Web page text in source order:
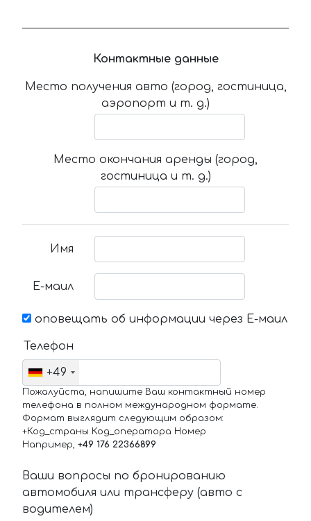
Контактные данные
Место получения авто (город, гостиница,
аэропорт и т. д.)
Место окончания аренды (город,
гостиница и т. д.)
Имя
Е-маил
оповещать об информации через Е-маил
Телефон
+49
Пожалуйста, напишите Ваш контактный номер
телефона в полном международном формате.
Формат выглядит следующим образом:
+Код_страны Код_оператора Номер
Например, +49 176 22366899
Ваши вопросы по бронированию
автомобиля или трансферу (авто с
водителем)